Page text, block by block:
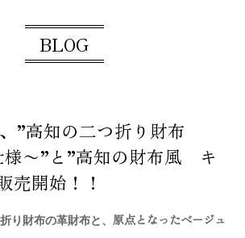
BLOG
”高知の二つ折り財布
〜”と”高知の財布風 キ
売開始！！
り財布の革財布と、 原点となったベージュ